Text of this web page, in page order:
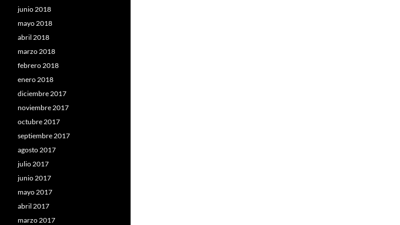
junio 2018
mayo 2018
abril 2018
marzo 2018
febrero 2018
enero 2018
diciembre 2017
noviembre 2017
octubre 2017
septiembre 2017
agosto 2017
julio 2017
junio 2017
mayo 2017
abril 2017
marzo 2017